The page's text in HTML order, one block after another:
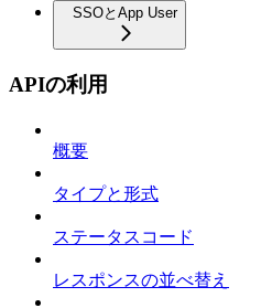
SSOとApp User
APIの利用
概要
タイプと形式
ステータスコード
レスポンスの並べ替え